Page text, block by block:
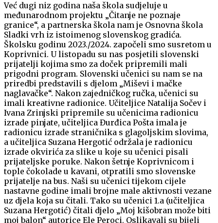
Već dugi niz godina naša škola sudjeluje u
međunarodnom projektu „Čitanje ne poznaje
granice“, a partnerska škola nam je Osnovna škola
Sladki vrh iz istoimenog slovenskog gradića.
Školsku godinu 2023./2024. započeli smo susretom u
Koprivnici. U listopadu su nas posjetili slovenski
prijatelji kojima smo za doček pripremili mali
prigodni program. Slovenski učenici su nam se na
priredbi predstavili s djelom „Miševi i mačke
naglavačke“. Nakon zajedničkog ručka, učenici su
imali kreativne radionice. Učiteljice Natalija Sočev i
Ivana Zrinjski pripremile su učenicima radionicu
izrade pinjate, učiteljica Đurđica Pošta imala je
radionicu izrade straničnika s glagoljskim slovima,
a učiteljica Suzana Hergotić održala je radionicu
izrade okvirića za slike u koje su učenici pisali
prijateljske poruke. Nakon šetnje Koprivnicom i
tople čokolade u kavani, otpratili smo slovenske
prijatelje na bus. Naši su učenici tijekom cijele
nastavne godine imali brojne male aktivnosti vezane
uz djela koja su čitali. Tako su učenici 1.a (učiteljica
Suzana Hergotić) čitali djelo „Moj kišobran može biti
moj balon“ autorice Ele Peroci. Oslikavali su bijeli